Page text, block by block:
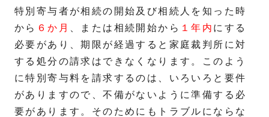
特別寄与者が相続の開始及び相続人を知った時
から ６か月 、または相続開始から １年内 にする
必要があり、期限が経過すると家庭裁判所に対
する処分の請求はできなくなります。このよう
に特別寄与料を請求するのは、いろいろと要件
がありますので、不備がないように準備する必
要があります。そのためにもトラブルにならな